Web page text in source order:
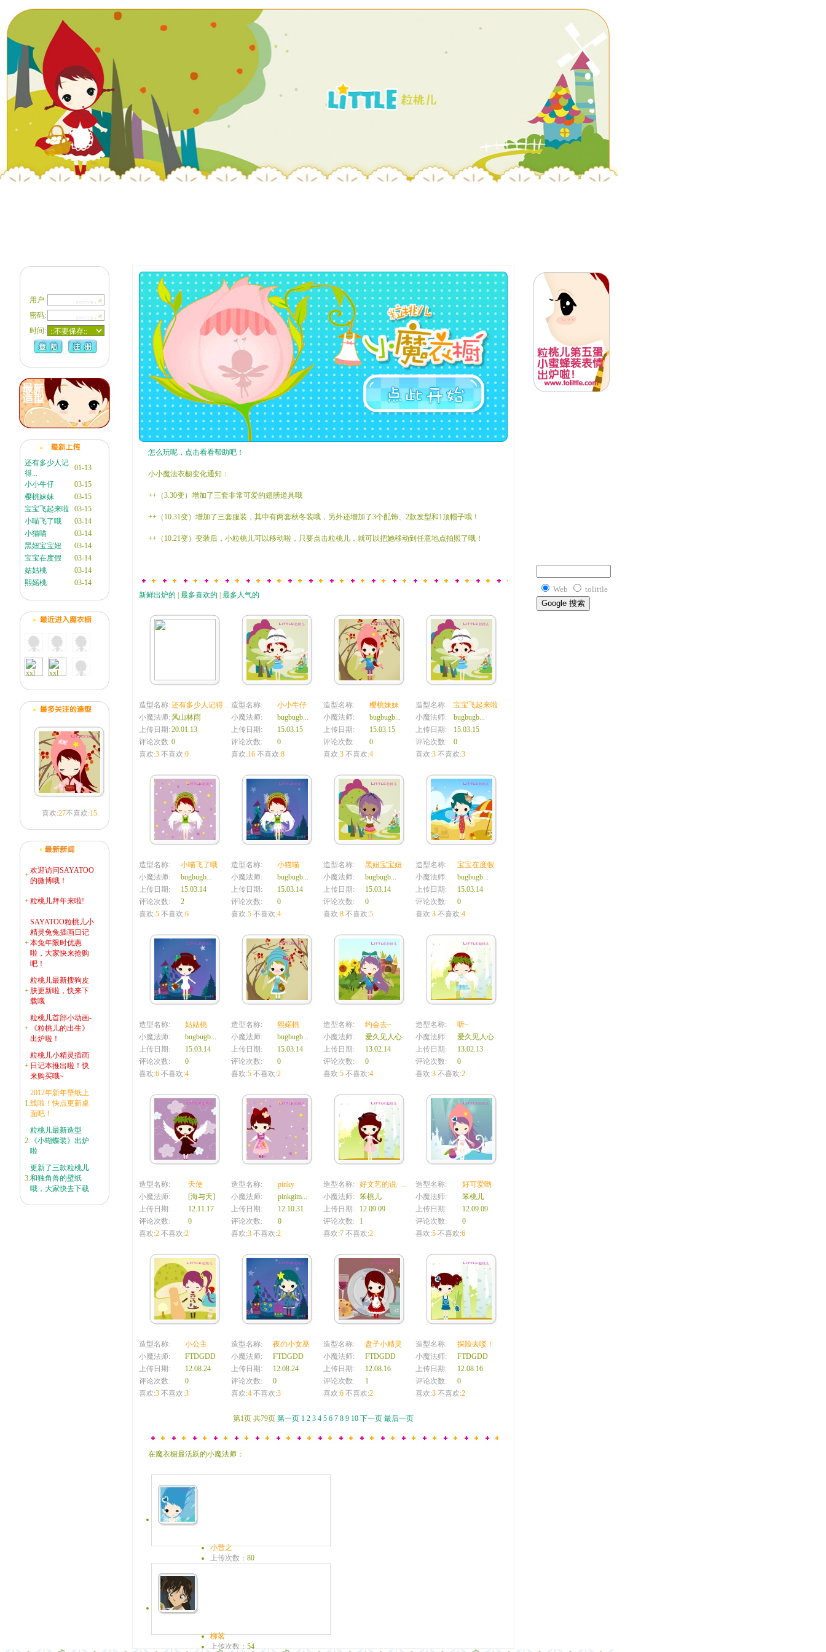
用户:
密码:
时间:
还有多少人记
得...
01-13
小小牛仔
03-15
樱桃妹妹
03-15
宝宝飞起来啦
03-15
小喵飞了哦
03-14
小猫喵
03-14
黑妞宝宝妞
03-14
宝宝在度假
03-14
姑姑桃
03-14
熙婼桃
03-14
喜欢:27不喜欢:15
+
欢迎访问SAYATOO
的微博哦！
+粒桃儿拜年来啦!
+
SAYATOO粒桃儿小
精灵兔兔插画日记
本兔年限时优惠
啦，大家快来抢购
吧！
+
粒桃儿最新搜狗皮
肤更新啦，快来下
载哦
+
粒桃儿首部小动画-
《粒桃儿的出生》
出炉啦！
+
粒桃儿小精灵插画
日记本推出啦！快
来购买哦~
1.
2012年新年壁纸上
线啦！快点更新桌
面吧！
2.
粒桃儿最新造型
《小蝴蝶装》出炉
啦
3.
更新了三款粒桃儿
和独角兽的壁纸
哦，大家快去下载
怎么玩呢，点击看看帮助吧！
小小魔法衣橱变化通知：
++（3.30变）增加了三套非常可爱的翅膀道具哦
++（10.31变）增加了三套服装，其中有两套秋冬装哦，另外还增加了3个配饰、2款发型和1顶帽子哦！
++（10.21变）变装后，小粒桃儿可以移动啦，只要点击粒桃儿，就可以把她移动到任意地点拍照了哦！
新鲜出炉的 最多喜欢的 最多人气的
造型名称: 还有多少人记得...
小魔法师: 风山林雨
上传日期: 20.01.13
评论次数: 0
喜欢:3 不喜欢:0
造型名称:
小小牛仔
小魔法师:
bugbugb...
上传日期:
15.03.15
评论次数:
0
喜欢:16 不喜欢:8
造型名称:
樱桃妹妹
小魔法师:
bugbugb...
上传日期:
15.03.15
评论次数:
0
喜欢:3 不喜欢:4
造型名称:
宝宝飞起来啦
小魔法师:
bugbugb...
上传日期:
15.03.15
评论次数:
0
喜欢:3 不喜欢:3
造型名称:
小喵飞了哦
小魔法师:
bugbugb...
上传日期:
15.03.14
评论次数:
2
喜欢:5 不喜欢:6
造型名称:
小猫喵
小魔法师:
bugbugb...
上传日期:
15.03.14
评论次数:
0
喜欢:5 不喜欢:4
造型名称:
黑妞宝宝妞
小魔法师:
bugbugb...
上传日期:
15.03.14
评论次数:
0
喜欢:8 不喜欢:5
造型名称:
宝宝在度假
小魔法师:
bugbugb...
上传日期:
15.03.14
评论次数:
0
喜欢:3 不喜欢:4
造型名称:
姑姑桃
小魔法师:
bugbugb...
上传日期:
15.03.14
评论次数:
0
喜欢:6 不喜欢:4
造型名称:
熙婼桃
小魔法师:
bugbugb...
上传日期:
15.03.14
评论次数:
0
喜欢:5 不喜欢:2
造型名称:
约会去~
小魔法师:
爱久见人心
上传日期:
13.02.14
评论次数:
0
喜欢:5 不喜欢:4
造型名称:
听~
小魔法师:
爱久见人心
上传日期:
13.02.13
评论次数:
0
喜欢:3 不喜欢:2
造型名称:
天使
小魔法师:
[海与天]
上传日期:
12.11.17
评论次数:
0
喜欢:2 不喜欢:2
造型名称:
pinky
小魔法师:
pinkgim...
上传日期:
12.10.31
评论次数:
0
喜欢:3 不喜欢:2
造型名称:
好文艺的说··...
小魔法师:
笨桃儿
上传日期:
12.09.09
评论次数:
1
喜欢:7 不喜欢:2
造型名称:
好可爱哟
小魔法师:
笨桃儿
上传日期:
12.09.09
评论次数:
0
喜欢:5 不喜欢:6
造型名称:
小公主
小魔法师:
FTDGDD
上传日期:
12.08.24
评论次数:
0
喜欢:3 不喜欢:3
造型名称:
夜の小女巫
小魔法师:
FTDGDD
上传日期:
12.08.24
评论次数:
0
喜欢:4 不喜欢:3
造型名称:
盘子小精灵
小魔法师:
FTDGDD
上传日期:
12.08.16
评论次数:
1
喜欢:6 不喜欢:2
造型名称:
探险去喽！
小魔法师:
FTDGDD
上传日期:
12.08.16
评论次数:
0
喜欢:3 不喜欢:2
第1页 共79页 第一页 1 2 3 4 5 6 7 8 9 10 下一页 最后一页
在魔衣橱最活跃的小魔法师：
小昔之
上传次数： 80
柳茗
上传次数： 54
Web tolittle